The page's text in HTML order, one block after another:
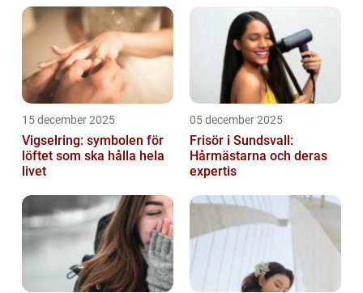
15 december 2025
Vigselring: symbolen för
löftet som ska hålla hela
livet
05 december 2025
Frisör i Sundsvall:
Hårmästarna och deras
expertis